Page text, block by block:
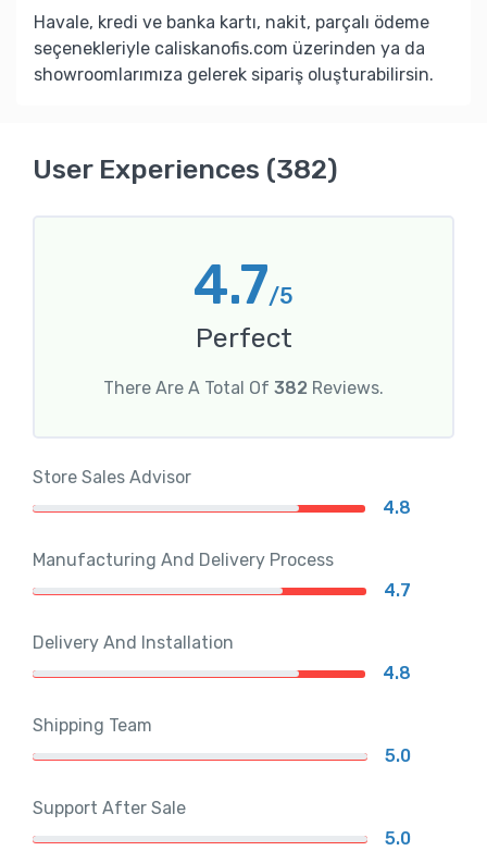
Havale, kredi ve banka kartı, nakit, parçalı ödeme
seçenekleriyle caliskanofis.com üzerinden ya da
showroomlarımıza gelerek sipariş oluşturabilirsin.
User Experiences (382)
4.7/5
Perfect
There Are A Total Of 382 Reviews.
Store Sales Advisor
4.8
Manufacturing And Delivery Process
4.7
Delivery And Installation
4.8
Shipping Team
5.0
Support After Sale
5.0